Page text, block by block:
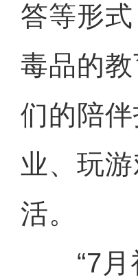
答等形
毒品的
们的陪
业、玩
活。
“7月